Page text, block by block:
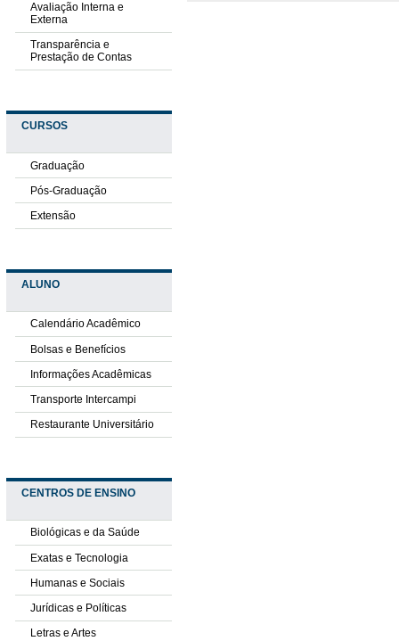
Avaliação Interna e
Externa
Transparência e
Prestação de Contas
CURSOS
Graduação
Pós-Graduação
Extensão
ALUNO
Calendário Acadêmico
Bolsas e Benefícios
Informações Acadêmicas
Transporte Intercampi
Restaurante Universitário
CENTROS DE ENSINO
Biológicas e da Saúde
Exatas e Tecnologia
Humanas e Sociais
Jurídicas e Políticas
Letras e Artes